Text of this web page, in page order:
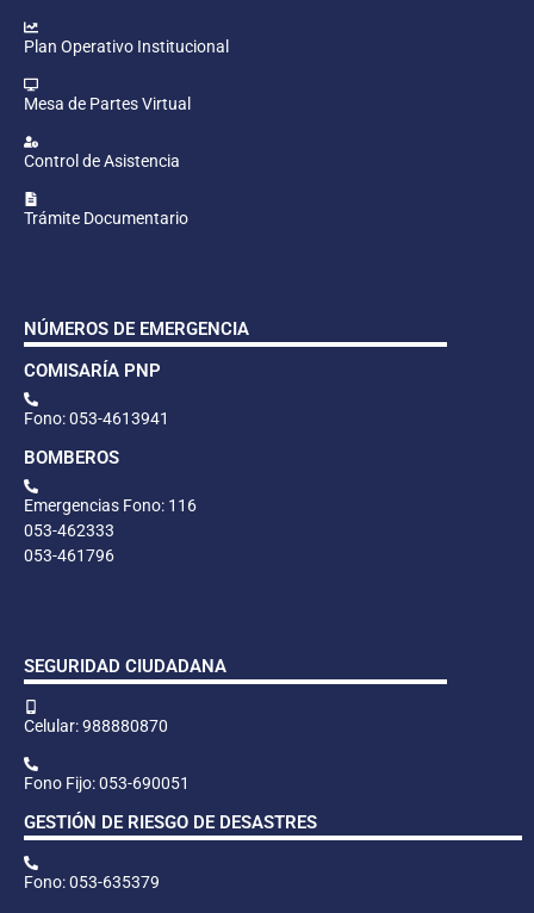
Plan Operativo Institucional
Mesa de Partes Virtual
Control de Asistencia
Trámite Documentario
NÚMEROS DE EMERGENCIA
COMISARÍA PNP
Fono: 053-4613941
BOMBEROS
Emergencias Fono: 116
053-462333
053-461796
SEGURIDAD CIUDADANA
Celular: 988880870
Fono Fijo: 053-690051
GESTIÓN DE RIESGO DE DESASTRES
Fono: 053-635379